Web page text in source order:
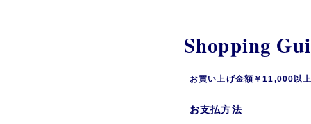
Shopping
お買い上げ金額￥11,000以
お支払方法